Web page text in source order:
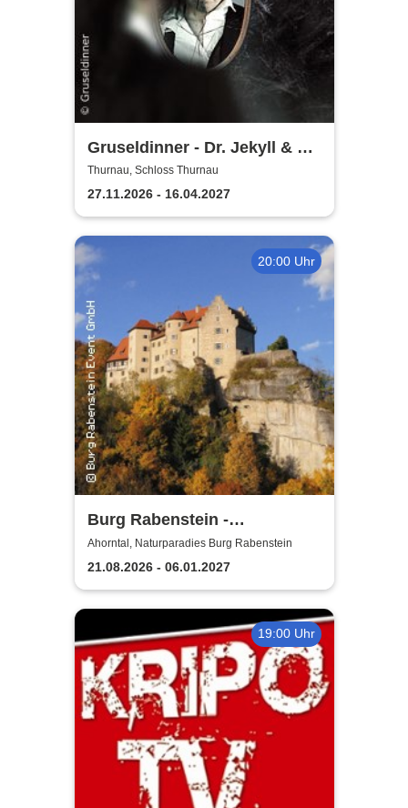
Gruseldinner - Dr. Jekyll & Mr.
Hyde
Thurnau, Schloss Thurnau
27.11.2026 - 16.04.2027
20:00 Uhr
Burg Rabenstein -
Burgkonzerte
Ahorntal, Naturparadies Burg Rabenstein
21.08.2026 - 06.01.2027
19:00 Uhr